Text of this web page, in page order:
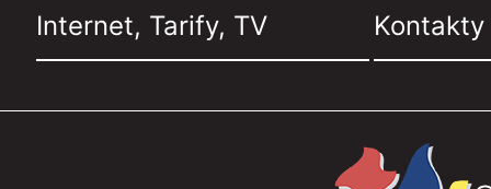
Internet, Tarify, TV Kontakty